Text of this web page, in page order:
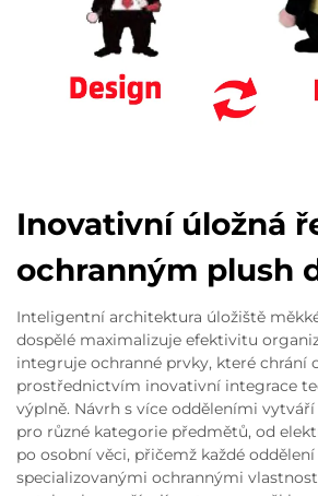
Inovativní úložná
ochranným plush
Inteligentní architektura úložiště
dospělé maximalizuje efektivitu
integruje ochranné prvky, které chrání
prostřednictvím inovativní integrace
výplně. Návrh s více odděleními
pro různé kategorie předmětů, od
po osobní věci, přičemž každé
specializovanými ochrannými